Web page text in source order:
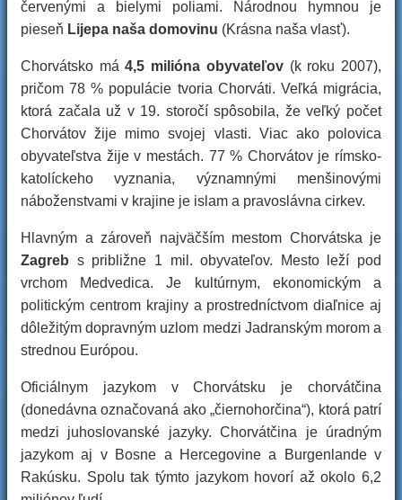
červenými a bielymi poliami. Národnou hymnou je
pieseň Lijepa naša domovinu (Krásna naša vlasť).
Chorvátsko má4,5 milióna obyvateľov(k roku 2007),
pričom 78 % populácie tvoria Chorváti. Veľká migrácia,
ktorá začala už v 19. storočí spôsobila, že veľký počet
Chorvátov žije mimo svojej vlasti. Viac ako polovica
obyvateľstva žije v mestách. 77 % Chorvátov je rímsko-
katolíckeho vyznania, významnými menšinovými
náboženstvami v krajine je islam a pravoslávna cirkev.
Hlavným a zároveň najväčším mestom Chorvátska je
Zagreb s približne 1 mil. obyvateľov. Mesto leží pod
vrchom Medvedica. Je kultúrnym, ekonomickým a
politickým centrom krajiny a prostredníctvom diaľnice aj
dôležitým dopravným uzlom medzi Jadranským morom a
strednou Európou.
Oficiálnym jazykom v Chorvátsku je chorvátčina
(donedávna označovaná ako „čiernohorčina“), ktorá patrí
medzi juhoslovanské jazyky. Chorvátčina je úradným
jazykom aj v Bosne a Hercegovine a Burgenlande v
Rakúsku. Spolu tak týmto jazykom hovorí až okolo 6,2